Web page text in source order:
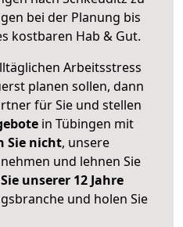
bei der Planung bis
kostbaren Hab & Gut.
Arbeitsstress
planen sollen, dann
für Sie und stellen
in Tübingen mit
Sie nicht, unsere
und lehnen Sie
unserer 12 Jahre
und holen Sie